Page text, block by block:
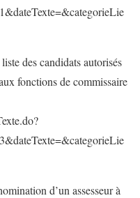
des candidats autorisés
fonctions de commissaire
d’un assesseur à